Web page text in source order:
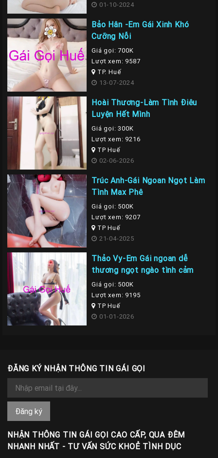
01-10-2024
Bảo Hân -Em Gái Xinh Khó
Cưỡng Nỗi
Giá gọi: 700K
Lượt xem: 9587
TP. Huế
13-07-2024
Hoài Thương-Làm Tình Điêu
Luyện Hết Mình
Giá gọi: 300K
Lượt xem: 9216
TP Huế
02-06-2026
Trúc Anh-Gái Ngoan Ngọt Làm
Tình Max Phê
Giá gọi: 500K
Lượt xem: 9207
TP Huế
21-04-2025
Thảo Vy-Em Gái ngoan dễ
thương ngọt ngào tình cảm
Giá gọi: 500K
Lượt xem: 9195
TP Huế
01-01-2026
ĐĂNG KÝ NHẬN THÔNG TIN GÁI GỌI
NHẬN THÔNG TIN GÁI GỌI CAO CẤP, QUA ĐÊM
NHANH NHẤT - TƯ VẤN SỨC KHOẺ TÌNH DỤC